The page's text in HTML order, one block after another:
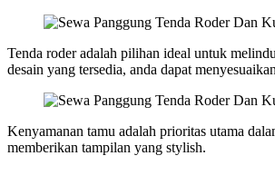
Tenda roder adalah pilihan ideal untuk
desain yang tersedia, anda dapat
Kenyamanan tamu adalah prioritas utama
memberikan tampilan yang stylish.